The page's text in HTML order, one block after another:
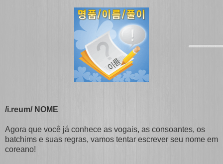
/i.reum/ NOME
Agora que você já conhece as vogais, as consoantes, os
batchims e suas regras, vamos tentar escrever seu nome em
coreano!